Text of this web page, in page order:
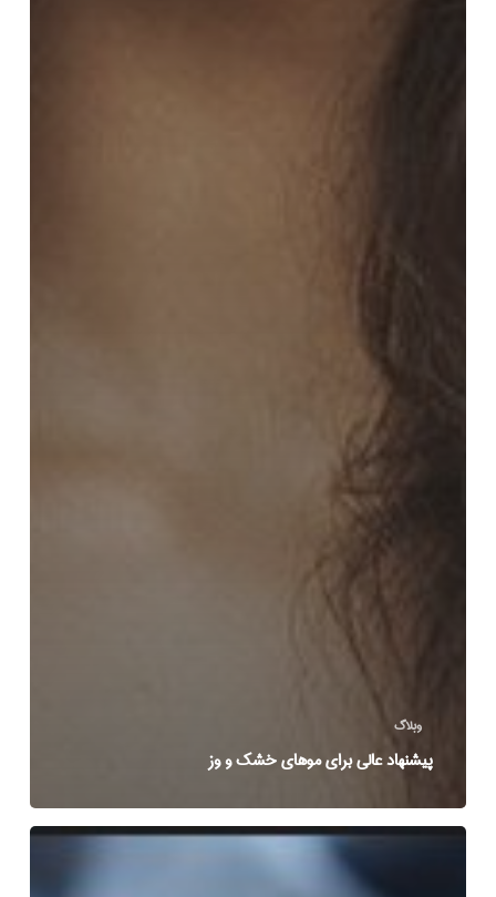
وبلاگ
پیشنهاد عالی برای موهای خشک و وز